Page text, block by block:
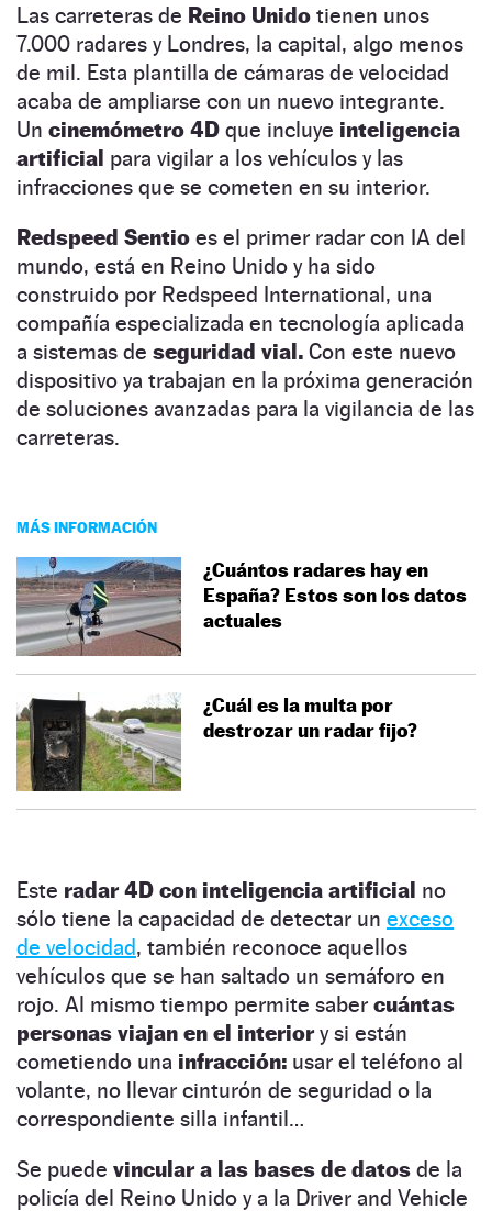
Las carreteras de Reino Unido tienen unos
7.000 radares y Londres, la capital, algo menos
de mil. Esta plantilla de cámaras de velocidad
acaba de ampliarse con un nuevo integrante.
Un cinemómetro 4D que incluye inteligencia
artificial para vigilar a los vehículos y las
infracciones que se cometen en su interior.
Redspeed Sentio es el primer radar con IA del
mundo, está en Reino Unido y ha sido
construido por Redspeed International, una
compañía especializada en tecnología aplicada
a sistemas de seguridad vial. Con este nuevo
dispositivo ya trabajan en la próxima generación
de soluciones avanzadas para la vigilancia de las
carreteras.
MÁS INFORMACIÓN
¿Cuántos radares hay en
España? Estos son los datos
actuales
¿Cuál es la multa por
destrozar un radar fijo?
Este radar 4D con inteligencia artificial no
sólo tiene la capacidad de detectar un exceso
de velocidad, también reconoce aquellos
vehículos que se han saltado un semáforo en
rojo. Al mismo tiempo permite saber cuántas
personas viajan en el interiory si están
cometiendo una infracción: usar el teléfono al
volante, no llevar cinturón de seguridad o la
correspondiente silla infantil…
Se puede vincular a las bases de datos de la
policía del Reino Unido y a la Driver and Vehicle